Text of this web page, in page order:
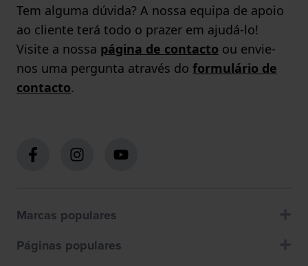
Tem alguma dúvida? A nossa equipa de apoio
ao cliente terá todo o prazer em ajudá-lo!
Visite a nossa página de contacto ou envie-
nos uma pergunta através do formulário de
contacto.
Marcas populares
Páginas populares